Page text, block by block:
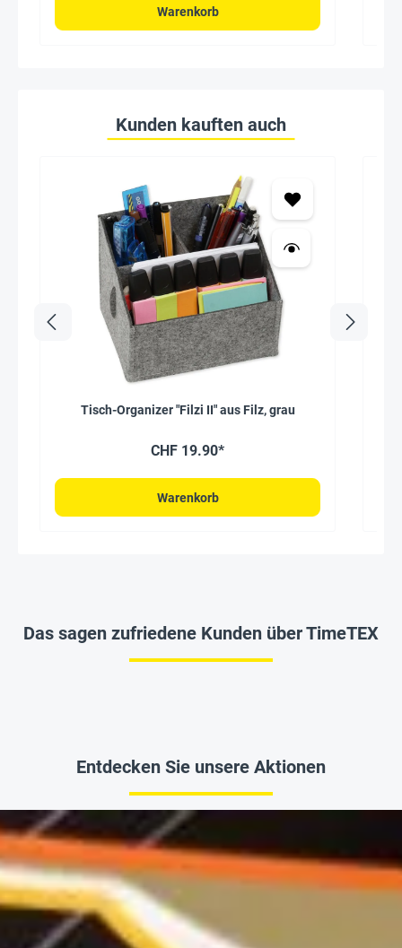
Warenkorb
Kunden kauften auch
Tisch-Organizer "Filzi II" aus Filz, grau
CHF 19.90*
Warenkorb
Das sagen zufriedene Kunden über TimeTEX
Entdecken Sie unsere Aktionen